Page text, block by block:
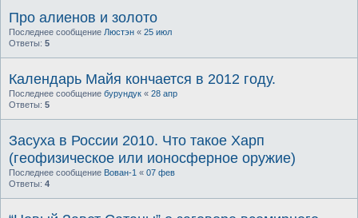
Про алиенов и золото
Последнее сообщение Люстэн « 25 июл
Ответы: 5
Календарь Майя кончается в 2012 году.
Последнее сообщение бурундук « 28 апр
Ответы: 5
Засуха в России 2010. Что такое Харп
(геофизическое или ионосферное оружие)
Последнее сообщение Вован-1 « 07 фев
Ответы: 4